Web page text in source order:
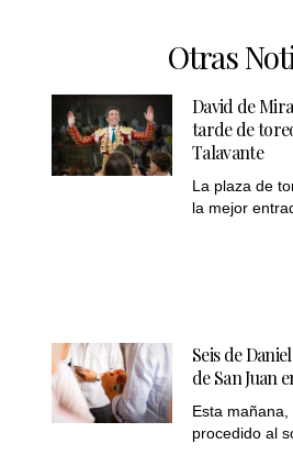
Otras
David de
tarde de
Talavante
La plaza de
la mejor
Seis de
de San Juan
Esta
procedido al